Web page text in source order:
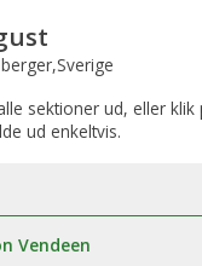
sektioner ud, eller klik
ud enkeltvis.
Vendeen